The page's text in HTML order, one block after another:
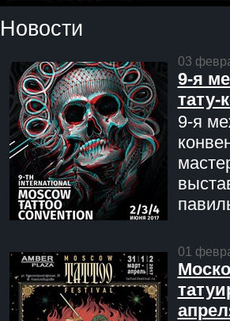
Новости
03
9-я
тату-
9-я
01